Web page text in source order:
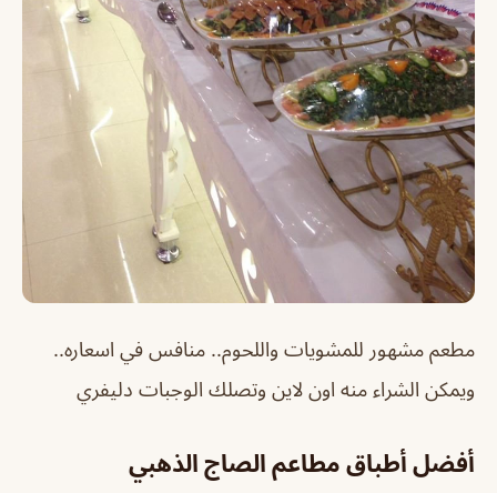
مطعم مشهور للمشويات واللحوم.. منافس في اسعاره..
ويمكن الشراء منه اون لاين وتصلك الوجبات دليفري
أفضل أطباق مطاعم الصاج الذهبي